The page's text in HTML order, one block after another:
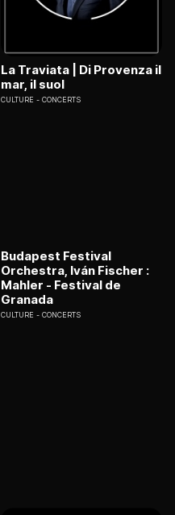
La Traviata | Di Provenza il
mar, il suol
CULTURE CONCERTS
Budapest Festival
Orchestra, Iván Fischer :
Mahler - Festival de
Granada
CULTURE CONCERTS